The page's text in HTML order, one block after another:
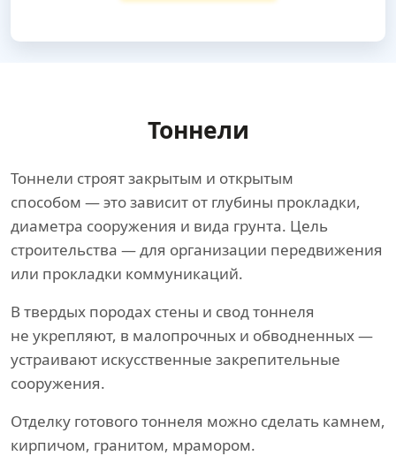
Тоннели
Тоннели строят закрытым и открытым
способом — это зависит от глубины прокладки,
диаметра сооружения и вида грунта. Цель
строительства — для организации передвижения
или прокладки коммуникаций.
В твердых породах стены и свод тоннеля
не укрепляют, в малопрочных и обводненных —
устраивают искусственные закрепительные
сооружения.
Отделку готового тоннеля можно сделать камнем,
кирпичом, гранитом, мрамором.